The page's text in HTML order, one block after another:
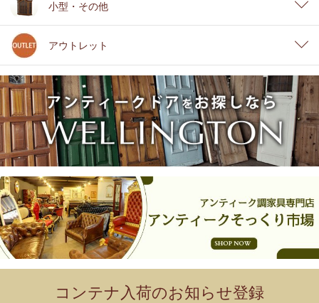
小型・その他
アウトレット
コンテナ入荷のお知らせ登録